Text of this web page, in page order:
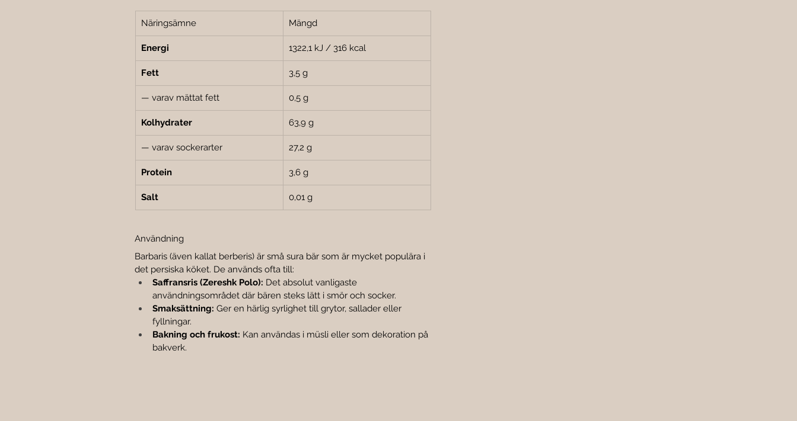
Näringsämne Mängd
Energi 1322,1 kJ / 316 kcal
Fett 3,5 g
— varav mättat fett 0,5 g
Kolhydrater 63,9 g
— varav sockerarter 27,2 g
Protein 3,6 g
Salt 0,01 g
Användning
Barbaris (även kallat berberis) är små sura bär som är mycket populära i
det persiska köket. De används ofta till:
Saffransris (Zereshk Polo): Det absolut vanligaste
användningsområdet där bären steks lätt i smör och socker.
Smaksättning: Ger en härlig syrlighet till grytor, sallader eller
fyllningar.
Bakning och frukost: Kan användas i müsli eller som dekoration på
bakverk.